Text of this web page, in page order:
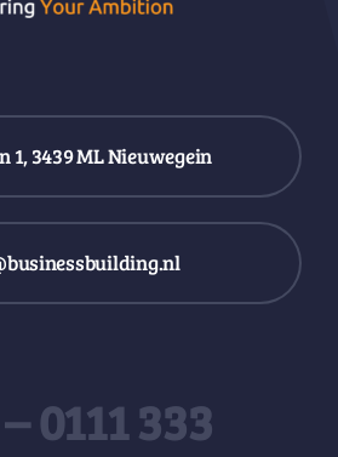
1, 3439 ML Nieuwegein
0111 333